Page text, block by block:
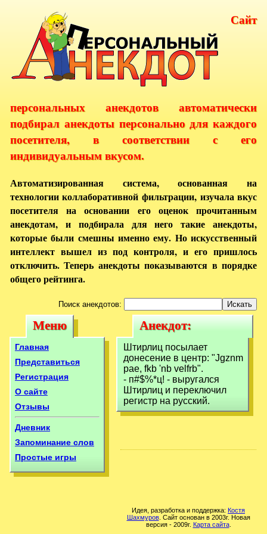
Сайт
персональных анекдотов автоматически
подбирал анекдоты персонально для каждого
посетителя, в соответствии с его
индивидуальным вкусом.
Автоматизированная система, основанная на
технологии коллаборативной фильтрации, изучала вкус
посетителя на основании его оценок прочитанным
анекдотам, и подбирала для него такие анекдоты,
которые были смешны именно ему. Но искусственный
интеллект вышел из под контроля, и его пришлось
отключить. Теперь анекдоты показываются в порядке
общего рейтинга.
Поиск анекдотов:
Меню
Меню
Главная
Представиться
Регистрация
О сайте
Отзывы
Дневник
Запоминание слов
Простые игры
Анекдот:
Штирлиц
посылает
донесение в
центр: Jgznm
Анекдот:
Штирлиц
посылает
донесение в центр:
Jgznm
Штирлиц посылает
донесение в центр: "Jgznm
рae, fkb 'nb velfrb".
- п#$%*ц! - выругался
Штирлиц и переключил
регистр на русский.
Идея, разработка и поддержка: Костя
Шахмуров. Сайт основан в 2003г. Новая
версия - 2009г. Карта сайта.